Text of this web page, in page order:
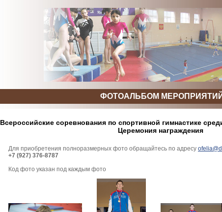
ФОТОАЛЬБОМ МЕРОПРИЯТИЙ
Всероссийские соревнования по спортивной гимнастике
Церемония награждения
Для приобретения полноразмерных фото обращайтесь по адресу
+7 (927) 376-8787
Код фото указан под каждым фото